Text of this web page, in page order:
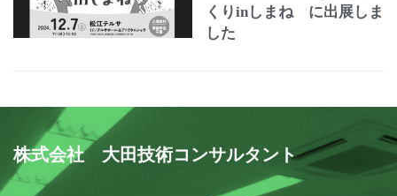
くりinしまね に出展しま
した
株式会社 大田技術コンサルタント